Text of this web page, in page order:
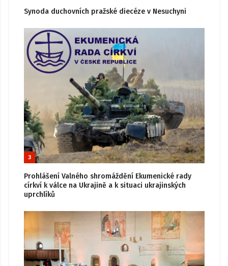
Synoda duchovních pražské diecéze v Nesuchyni
3
Prohlášení Valného shromáždění Ekumenické rady
církví k válce na Ukrajině a k situaci ukrajinských
uprchlíků